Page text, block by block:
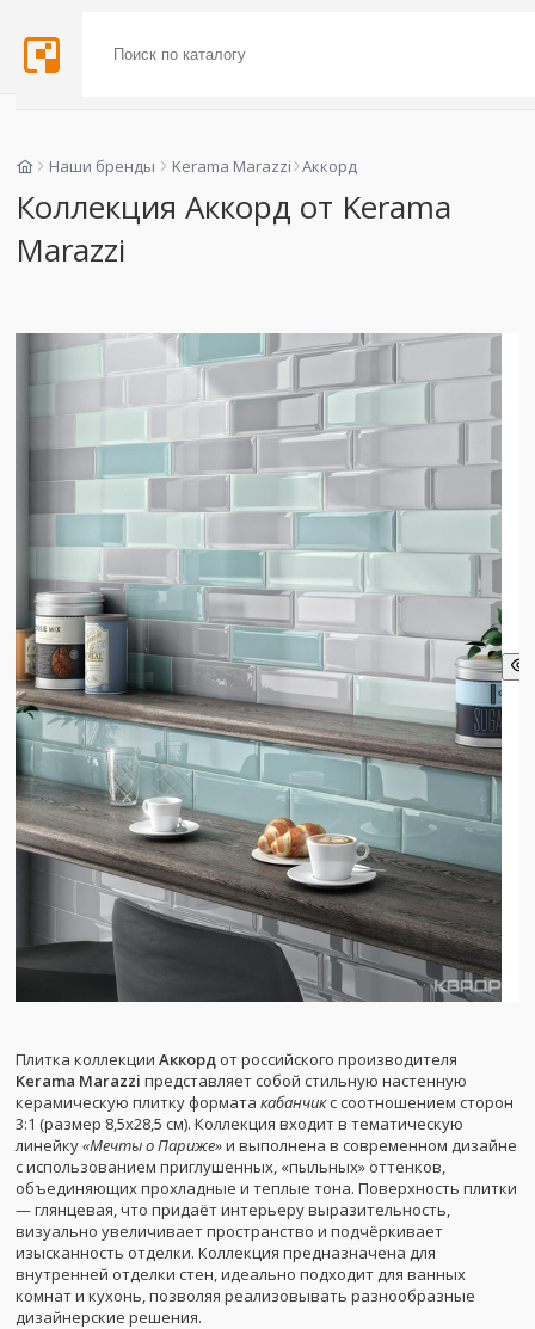
Наши бренды Kerama Marazzi Аккорд
Коллекция Аккорд от Kerama
Marazzi
Плитка коллекции Аккорд от российского производителя
Kerama Marazzi представляет собой стильную настенную
керамическую плитку формата кабанчикс соотношением сторон
3:1 (размер 8,5x28,5 см). Коллекция входит в тематическую
линейку«Мечты о Париже»и выполнена в современном дизайне
с использованием приглушенных, «пыльных» оттенков,
объединяющих прохладные и теплые тона. Поверхность плитки
— глянцевая, что придаёт интерьеру выразительность,
визуально увеличивает пространство и подчёркивает
изысканность отделки. Коллекция предназначена для
внутренней отделки стен, идеально подходит для ванных
комнат и кухонь, позволяя реализовывать разнообразные
дизайнерские решения.